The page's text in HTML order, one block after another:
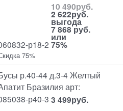
р18-2
10 490руб.
2 622руб.
выгода
7 868 руб.
или
75%
75%
р.40-44 д.3-4 Желтый
Бразилия арт:
р40-3 3 499руб.